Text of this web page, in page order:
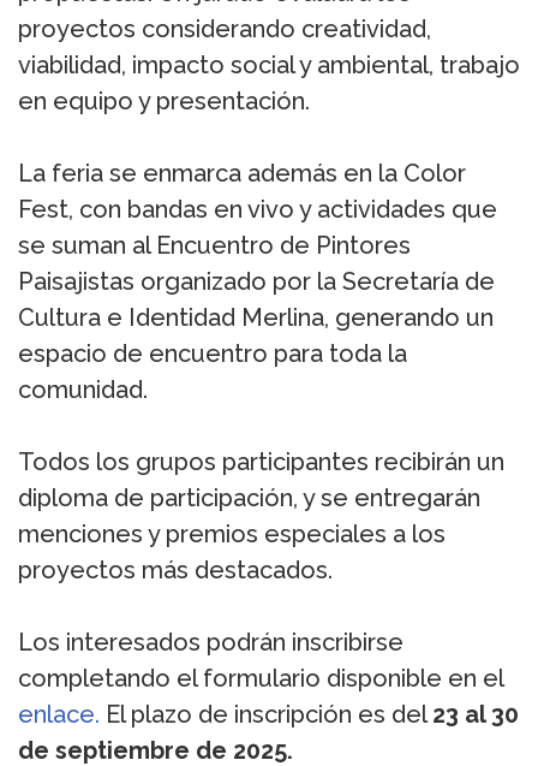
proyectos considerando creatividad,
viabilidad, impacto social y ambiental, trabajo
en equipo y presentación.
La feria se enmarca además en la Color
Fest, con bandas en vivo y actividades que
se suman al Encuentro de Pintores
Paisajistas organizado por la Secretaría de
Cultura e Identidad Merlina, generando un
espacio de encuentro para toda la
comunidad.
Todos los grupos participantes recibirán un
diploma de participación, y se entregarán
menciones y premios especiales a los
proyectos más destacados.
Los interesados podrán inscribirse
completando el formulario disponible en el
enlace. El plazo de inscripción es del23 al 30
de septiembre de 2025.